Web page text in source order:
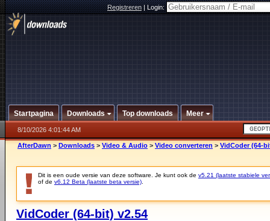
Registreren|Login:
Startpagina Downloads Top downloads Meer
8/10/2026 4:01:44 AM
AfterDawn > Downloads > Video & Audio > Video converteren > VidCoder (64-
Dit is een oude versie van deze software. Je kunt ook de v5.21 (laatste stabiele
of de v6.12 Beta (laatste beta versie)
VidCoder (64-bit) v2.54